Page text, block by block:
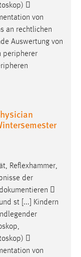

von
an rechtlichen
Auswertung von
peripherer
, Reflexhammer,
der

st [...] Kindern

von
= 3
anonym.
wie